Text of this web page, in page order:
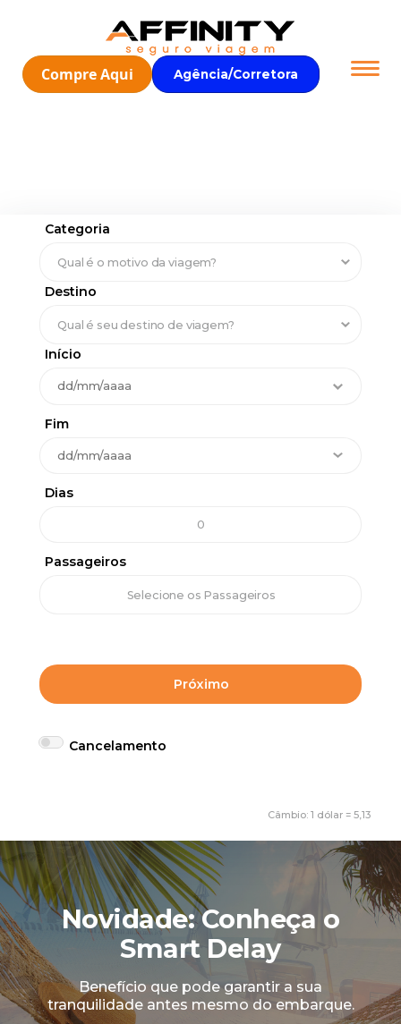
Compre Aqui Agência/Corretora
Categoria
Destino
Início
Fim
Dias
Passageiros
Próximo
Cancelamento
Câmbio: 1 dólar = 5,13
SOMOS BICAMPEÕES
2 anos depois do nosso primeiro prêmio
RA, fomos campeões novamente com
mais de 16.000 votos.